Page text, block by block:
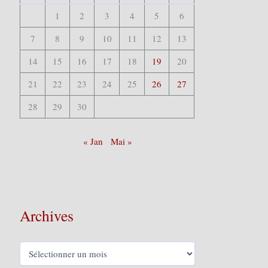
1 2 3 4 5
6
7
8 9 10 11 12
13
14
15 16 17 18 19
20
21
22 23 24 25 26
27
28
29 30
« Jan Mai »
Archives